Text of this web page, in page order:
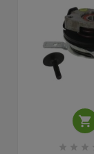

  